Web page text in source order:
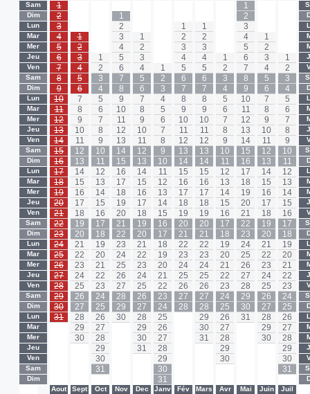
Sam
Dim
Lun
Mar
Mer
Jeu
Ven
Sam
Dim
Lun
Mar
Mer
Jeu
Ven
Sam
Dim
Lun
Mar
Mer
Jeu
Ven
Sam
Dim
Lun
Mar
Mer
Jeu
Ven
Sam
Dim
Lun
Mar
Mer
Jeu
Ven
Sam
Dim
1
2
3
4
5
6
7
8
9
10
11
12
13
14
15
16
17
18
19
20
21
22
23
24
25
26
27
28
29
30
31
Aout
1
2
3
4
5
6
7
8
9
10
11
12
13
14
15
16
17
18
19
20
21
22
23
24
25
26
27
28
29
30
Sept
1
2
3
4
5
6
7
8
9
10
11
12
13
14
15
16
17
18
19
20
21
22
23
24
25
26
27
28
29
30
31
Oct
1
2
3
4
5
6
7
8
9
10
11
12
13
14
15
16
17
18
19
20
21
22
23
24
25
26
27
28
29
30
Nov
1
2
3
4
5
6
7
8
9
10
11
12
13
14
15
16
17
18
19
20
21
22
23
24
25
26
27
28
29
30
31
Dec
1
2
3
4
5
6
7
8
9
10
11
12
13
14
15
16
17
18
19
20
21
22
23
24
25
26
27
28
29
30
31
Janv
1
2
3
4
5
6
7
8
9
10
11
12
13
14
15
16
17
18
19
20
21
22
23
24
25
26
27
28
Fév
1
2
3
4
5
6
7
8
9
10
11
12
13
14
15
16
17
18
19
20
21
22
23
24
25
26
27
28
29
30
31
Mars
1
2
3
4
5
6
7
8
9
10
11
12
13
14
15
16
17
18
19
20
21
22
23
24
25
26
27
28
29
30
Avr
1
2
3
4
5
6
7
8
9
10
11
12
13
14
15
16
17
18
19
20
21
22
23
24
25
26
27
28
29
30
31
Mai
1
2
3
4
5
6
7
8
9
10
11
12
13
14
15
16
17
18
19
20
21
22
23
24
25
26
27
28
29
30
Juin
1
2
3
4
5
6
7
8
9
10
11
12
13
14
15
16
17
18
19
20
21
22
23
24
25
26
27
28
29
30
31
Juil